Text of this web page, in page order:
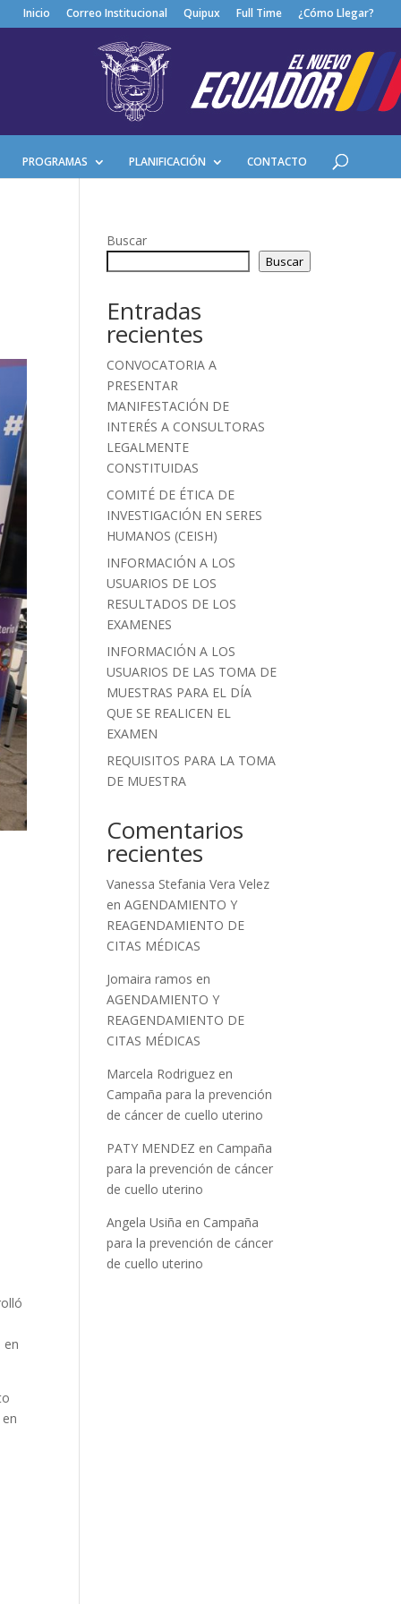
Inicio Correo Institucional Quipux Full Time ¿Cómo Llegar?
PROGRAMAS PLANIFICACIÓN CONTACTO
en
Buscar
Buscar
Entradas
recientes
CONVOCATORIA A
PRESENTAR
MANIFESTACIÓN DE
INTERÉS A CONSULTORAS
LEGALMENTE
CONSTITUIDAS
COMITÉ DE ÉTICA DE
INVESTIGACIÓN EN SERES
HUMANOS (CEISH)
INFORMACIÓN A LOS
USUARIOS DE LOS
RESULTADOS DE LOS
EXAMENES
INFORMACIÓN A LOS
USUARIOS DE LAS TOMA DE
MUESTRAS PARA EL DÍA
QUE SE REALICEN EL
EXAMEN
REQUISITOS PARA LA TOMA
DE MUESTRA
Comentarios
recientes
Vanessa Stefania Vera Velez
enAGENDAMIENTO Y
REAGENDAMIENTO DE
CITAS MÉDICAS
Jomaira ramos en
AGENDAMIENTO Y
REAGENDAMIENTO DE
CITAS MÉDICAS
Marcela Rodriguez en
Campaña para la prevención
de cáncer de cuello uterino
PATY MENDEZ en Campaña
para la prevención de cáncer
de cuello uterino
Angela Usiña en Campaña
para la prevención de cáncer
de cuello uterino